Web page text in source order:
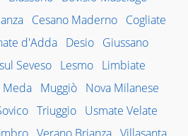
Cesano Maderno Cogliate
d'Adda Desio
Giussano
Seveso Lesmo Limbiate
Meda Muggiò
Nova Milanese
Triuggio Usmate Velate